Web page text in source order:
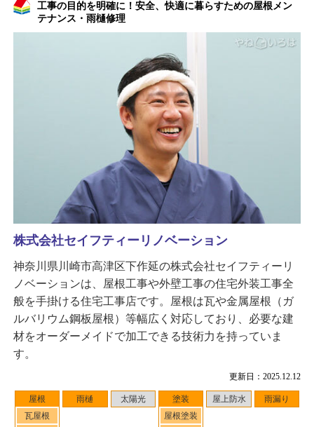
工事の目的を明確に！安全、快適に暮らすための屋根メン
テナンス・雨樋修理
更新日：2025.12.12
屋根
瓦屋根
雨樋 太陽光
塗装
屋根塗装
屋上防水 雨漏り
株式会社セイフティーリノベーション
神奈川県川崎市高津区下作延の株式会社セイフティーリ
ノベーションは、屋根工事や外壁工事の住宅外装工事全
般を手掛ける住宅工事店です。屋根は瓦や金属屋根（ガ
ルバリウム鋼板屋根）等幅広く対応しており、必要な建
材をオーダーメイドで加工できる技術力を持っていま
す。